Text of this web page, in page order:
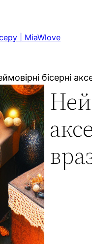
| MiaWlove
бісерні